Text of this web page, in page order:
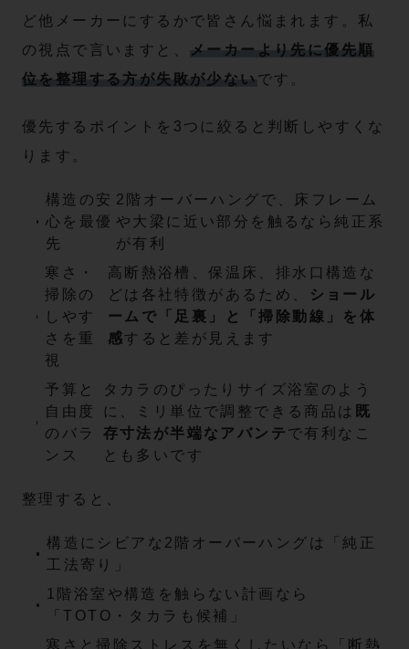
ど他メーカーにするかで皆さん悩まれます。私
の視点で言いますと、
メーカーより先に優先順
位を整理する方が失敗が少ない です。
優先するポイントを3つに絞ると判断しやすくな
ります。
構造の安
心を最優
先
2階オーバーハングで、床フレーム
や大梁に近い部分を触るなら純正系
が有利
寒さ・
掃除の
しやす
さを重
視
高断熱浴槽、保温床、排水口構造な
どは各社特徴があるため、
ショール
ームで「足裏」と「掃除動線」を体
感すると差が見えます
予算と
自由度
のバラ
ンス
タカラのぴったりサイズ浴室のよう
に、ミリ単位で調整できる商品は 既
存寸法が半端なアバンテ で有利なこ
とも多いです
整理すると、
構造にシビアな2階オーバーハングは「純正
工法寄り」
1階浴室や構造を触らない計画なら
「TOTO・タカラも候補」
寒さと掃除ストレスを無くしたいなら「断熱